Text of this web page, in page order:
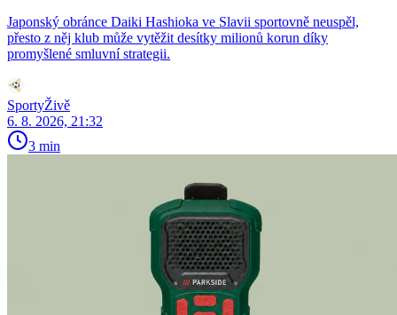
Japonský obránce Daiki Hashioka ve Slavii sportovně neuspěl,
přesto z něj klub může vytěžit desítky milionů korun díky
promyšlené smluvní strategii.
SportyŽivě
6. 8. 2026, 21:32
3 min